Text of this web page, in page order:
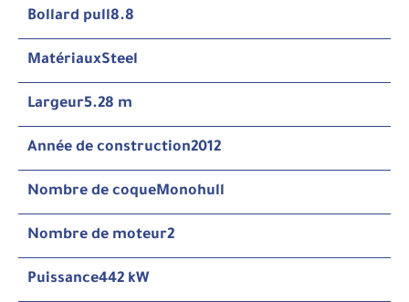
Bollard pull8.8
MatériauxSteel
Largeur5.28 m
Année de construction2012
Nombre de coqueMonohull
Nombre de moteur2
Puissance442 kW